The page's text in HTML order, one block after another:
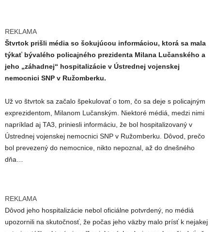
REKLAMA
Štvrtok prišli média so šokujúcou informáciou, ktorá sa mala
týkať bývalého policajného prezidenta Milana Lučanského a
jeho „záhadnej“ hospitalizácie v Ústrednej vojenskej
nemocnici SNP v Ružomberku.
Už vo štvrtok sa začalo špekulovať o tom, čo sa deje s policajným
exprezidentom, Milanom Lučanským. Niektoré médiá, medzi nimi
napríklad aj TA3, priniesli informáciu, že bol hospitalizovaný v
Ústrednej vojenskej nemocnici SNP v Ružomberku. Dôvod, prečo
bol prevezený do nemocnice, nikto nepoznal, až do dnešného
dňa…
REKLAMA
Dôvod jeho hospitalizácie nebol oficiálne potvrdený, no médiá
upozornili na skutočnosť, že počas jeho väzby malo prísť k nejakej